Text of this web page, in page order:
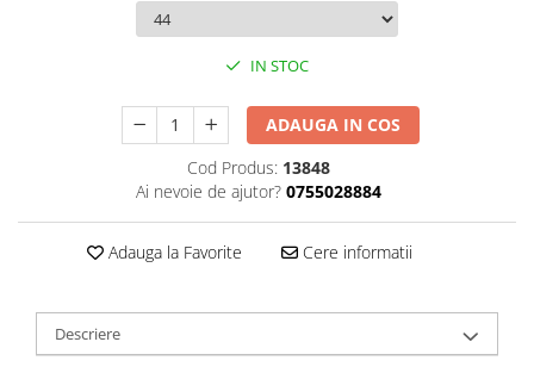
IN STOC
ADAUGA IN COS
Cod Produs: 13848
Ai nevoie de ajutor? 0755028884
Adauga la Favorite Cere informatii
Descriere